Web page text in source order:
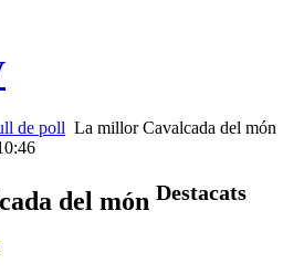
de poll La millor Cavalcada del món
del món Destacats